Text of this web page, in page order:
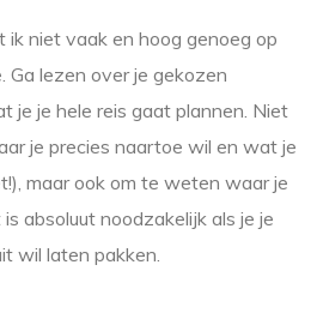
ik niet vaak en hoog genoeg op
lezen over je gekozen
je je hele reis gaat plannen. Niet
je precies naartoe wil en wat je
maar ook om te weten waar je
absoluut noodzakelijk als je je
wil laten pakken.